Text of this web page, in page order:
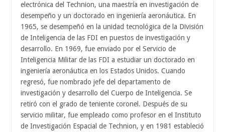
electrónica del Technion, una maestría en investigación de
desempeño y un doctorado en ingeniería aeronáutica. En
1965, se desempeñó en la unidad tecnológica de la División
de Inteligencia de las FDI en puestos de investigación y
desarrollo. En 1969, fue enviado por el Servicio de
Inteligencia Militar de las FDI a estudiar un doctorado en
ingeniería aeronáutica en los Estados Unidos. Cuando
regresó, fue nombrado jefe del departamento de
investigación y desarrollo del Cuerpo de Inteligencia. Se
retiró con el grado de teniente coronel. Después de su
servicio militar, fue empleado como profesor en el Instituto
de Investigación Espacial de Technion, y en 1981 estableció